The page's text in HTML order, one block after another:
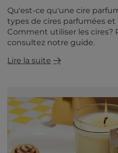
Qu'est-ce qu'une cire
types de cires parfumées et
Comment utiliser les cires?
consultez notre guide.
Lire la suite